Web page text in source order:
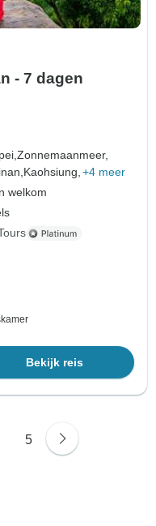
- 7 dagen
Zonnemaanmeer,
Kaohsiung, +4 meer
welkom
Bekijk reis
5